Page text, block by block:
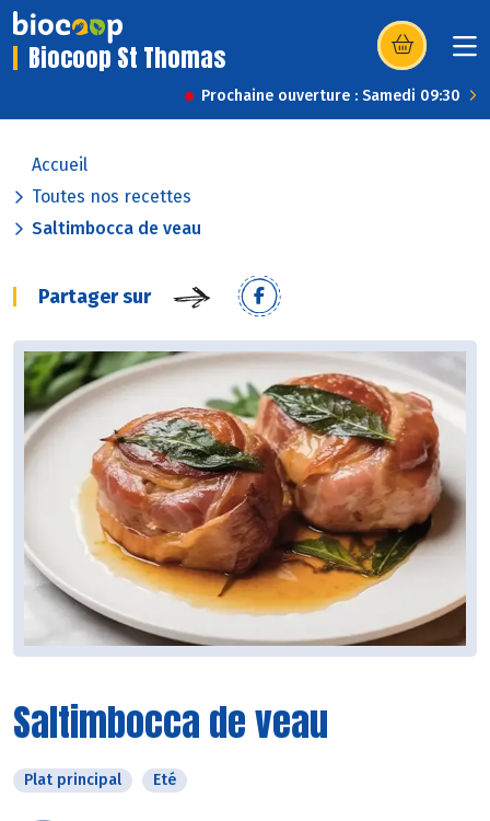
Biocoop St Thomas (s’ouvre dans
Prochaine ouverture : Samedi 09:30
Accueil
Toutes nos recettes
Saltimbocca de veau
Partager sur
Saltimbocca de veau
Plat principal Eté